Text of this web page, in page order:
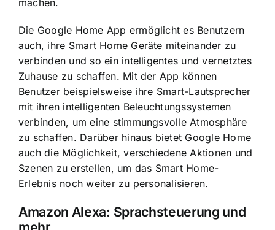
Die Google Home App ermöglicht es Benutzern
auch, ihre Smart Home Geräte miteinander zu
verbinden und so ein intelligentes und vernetztes
Zuhause zu schaffen. Mit der App können
Benutzer beispielsweise ihre Smart-Lautsprecher
mit ihren intelligenten Beleuchtungssystemen
verbinden, um eine stimmungsvolle Atmosphäre
zu schaffen. Darüber hinaus bietet Google Home
auch die Möglichkeit, verschiedene Aktionen und
Szenen zu erstellen, um das Smart Home-
Erlebnis noch weiter zu personalisieren.
Amazon Alexa: Sprachsteuerung und